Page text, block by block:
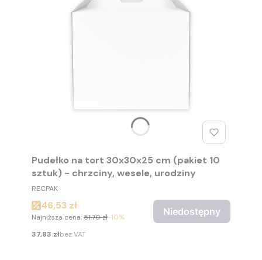
Pudełko na tort 30x30x25 cm (pakiet 10
sztuk) - chrzciny, wesele, urodziny
PRODUCENT
RECPAK
Cena promocyjna
46,53 zł
Najniższa cena:51,70 zł-10%
Cena
37,83 złbez VAT
Niedostępny